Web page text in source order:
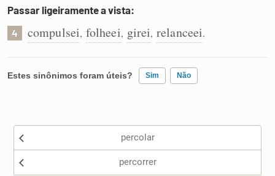
Passar ligeiramente a vista:
4 compulsei, folheei, girei, relanceei.
Estes sinônimos foram úteis? Sim Não
Nenhum dos sinônimos apresentados me ajudou
percolar
percorrer